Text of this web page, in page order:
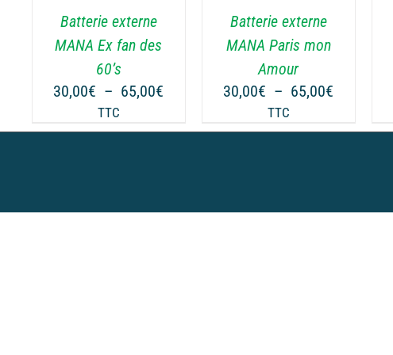
Batterie externe
MANA Ex fan des
60’s
30,00€ – 65,00€
prix :
TTC
LES
OPTIONS
PEUVENT
ÊTRE
CHOISIES
SUR
LA
Batterie externe
MANA Paris mon
Amour
30,00€ – 65,00€
prix :
TTC
LES
OPTIONS
PEUVENT
ÊTRE
CHOISIES
SUR
LA